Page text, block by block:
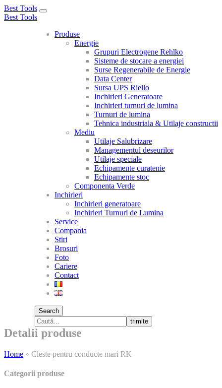
Best Tools
Toggle
Best Tools
Produse
Energie
Grupuri Electrogene Rehlko
Sisteme de stocare a energiei
Surse Regenerabile de Energie
Data Center
Sursa UPS Riello
Inchirieri Generatoare
Inchirieri turnuri de lumina
Turnuri de lumina
Tehnica industriala & Utilaje constructii
Mediu
Utilaje Salubrizare
Managementul deseurilor
Utilaje speciale
Echipamente curatenie
Echipamente stoc
Componenta Verde
Inchirieri
Inchirieri generatoare
Inchirieri Turnuri de Lumina
Service
Compania
Stiri
Brosuri
Foto
Cariere
Contact
Search
trimite
Detalii produse
Home » Cleste pentru conducte mari RK
Categorii produse